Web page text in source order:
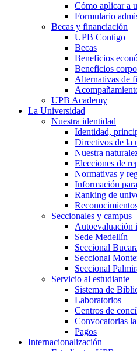
Cómo aplicar a
Formulario
Becas y financiación
UPB Contigo
Becas
Beneficios
Beneficios
Alternativas de
UPB Academy
La Universidad
Nuestra identidad
Identidad,
Directivos de la
Nuestra
Elecciones de
Normativas y
Información
Ranking de
Seccionales y campus
Autoevaluación
Sede Medellín
Seccional
Seccional
Seccional
Servicio al estudiante
Sistema de
Laboratorios
Centros de
Convocatorias
Pagos
Internacionalización